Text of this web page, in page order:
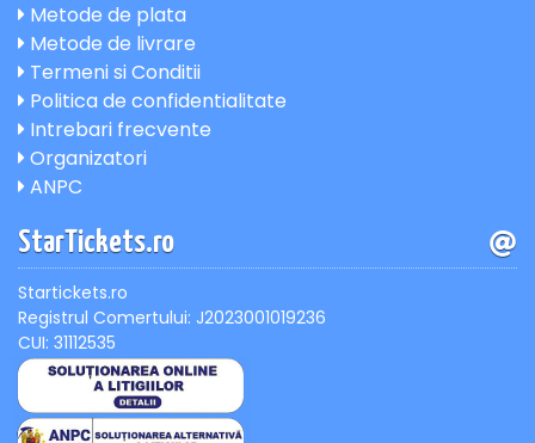
Metode de plata
Metode de livrare
Termeni si Conditii
Politica de confidentialitate
Intrebari frecvente
Organizatori
ANPC
StarTickets.ro
Startickets.ro
Registrul Comertului: J2023001019236
CUI: 31112535